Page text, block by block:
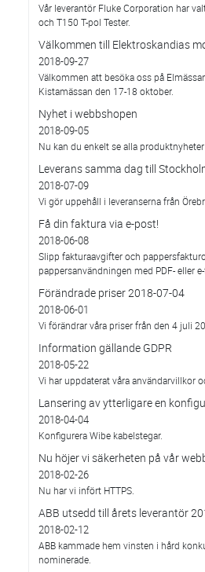
Vår leverantör Fluke Corporation har
och T150 T-pol Tester.
Välkommen till Elektroskandias
2018-09-27
Välkommen att besöka oss på
Kistamässan den 17-18 oktober.
Nyhet i webbshopen
2018-09-05
Nu kan du enkelt se alla
Leverans samma dag till
2018-07-09
Vi gör uppehåll i leveranserna från
Få din faktura via e-post!
2018-06-08
Slipp fakturaavgifter och
pappersanvändningen med PDF- eller
Förändrade priser 2018-07-04
2018-06-01
Vi förändrar våra priser från den 4 juli
Information gällande GDPR
2018-05-22
Vi har uppdaterat våra användarvillkor
Lansering av ytterligare en
2018-04-04
Konfigurera Wibe kabelstegar.
Nu höjer vi säkerheten på vår
2018-02-26
Nu har vi infört HTTPS.
ABB utsedd till årets leverantör
2018-02-12
ABB kammade hem vinsten i hård
nominerade.